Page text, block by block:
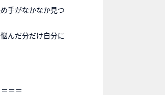
手がなかなか見つ
んだ分だけ自分に
＝＝